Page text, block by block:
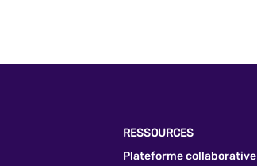
RESSOURCES
Plateforme collaborative